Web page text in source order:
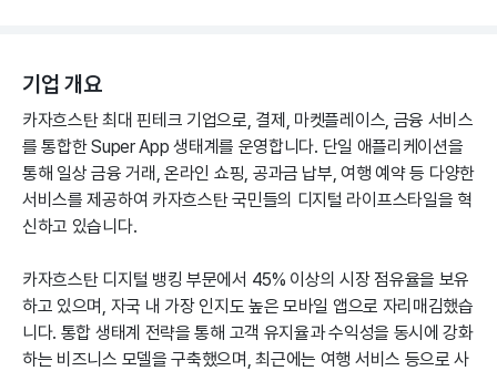
기업 개요
카자흐스탄 최대 핀테크 기업으로, 결제, 마켓플레이스, 금융 서비스
를 통합한 Super App 생태계를 운영합니다. 단일 애플리케이션을
통해 일상 금융 거래, 온라인 쇼핑, 공과금 납부, 여행 예약 등 다양한
서비스를 제공하여 카자흐스탄 국민들의 디지털 라이프스타일을 혁
신하고 있습니다.
카자흐스탄 디지털 뱅킹 부문에서 45% 이상의 시장 점유율을 보유
하고 있으며, 자국 내 가장 인지도 높은 모바일 앱으로 자리매김했습
니다. 통합 생태계 전략을 통해 고객 유지율과 수익성을 동시에 강화
하는 비즈니스 모델을 구축했으며, 최근에는 여행 서비스 등으로 사